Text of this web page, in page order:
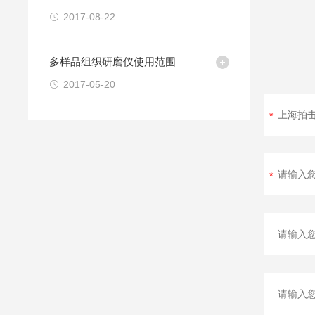
2017-08-22
多样品组织研磨仪使用范围
2017-05-20